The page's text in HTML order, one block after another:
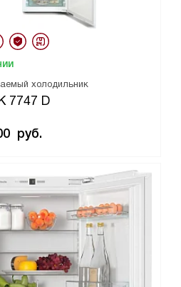
холодильник
7747 D
руб.